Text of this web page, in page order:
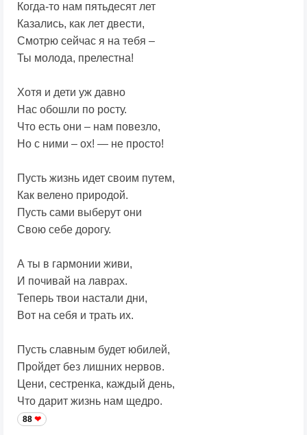
Когда-то нам пятьдесят лет
Казались, как лет двести,
Смотрю сейчас я на тебя –
Ты молода, прелестна!
Хотя и дети уж давно
Нас обошли по росту.
Что есть они – нам повезло,
Но с ними – ох! — не просто!
Пусть жизнь идет своим путем,
Как велено природой.
Пусть сами выберут они
Свою себе дорогу.
А ты в гармонии живи,
И почивай на лаврах.
Теперь твои настали дни,
Вот на себя и трать их.
Пусть славным будет юбилей,
Пройдет без лишних нервов.
Цени, сестренка, каждый день,
Что дарит жизнь нам щедро.
88